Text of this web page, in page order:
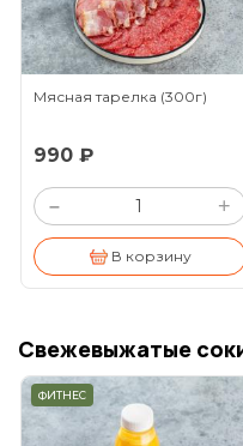
Мясная тарелка (300г)
990 ₽
– +
В корзину
Свежевыжатые
ФИТНЕС